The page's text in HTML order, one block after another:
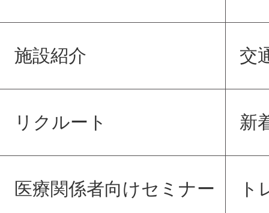
交
医療関係者向けセミナー
リクルート
ト
施設紹介
新